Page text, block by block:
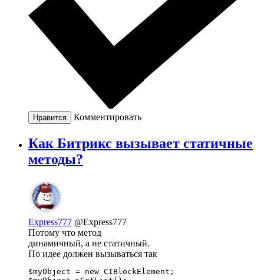
Нравится Комментировать
Как Битрикс вызывает статичные
методы?
Express777 @Express777
Потому что метод
динамичный, а не статичный.
По идее должен вызываться так
$myObject = new CIBlockElement;